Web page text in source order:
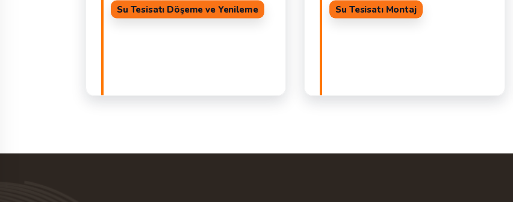
Su Tesisatı Döşeme ve Yenileme
S
Su Tesisatı Montaj
S